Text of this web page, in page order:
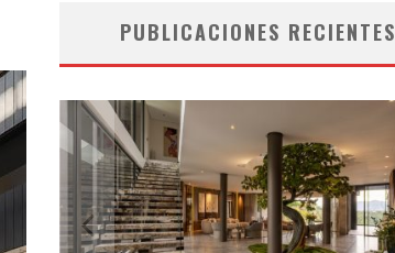
PUBLICACIONES RECIENTES